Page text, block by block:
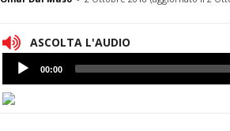
ASCOLTA L'AUDIO
Lettore
Audio
00:00